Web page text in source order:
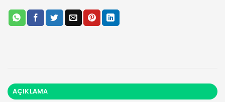
AÇIKLAMA